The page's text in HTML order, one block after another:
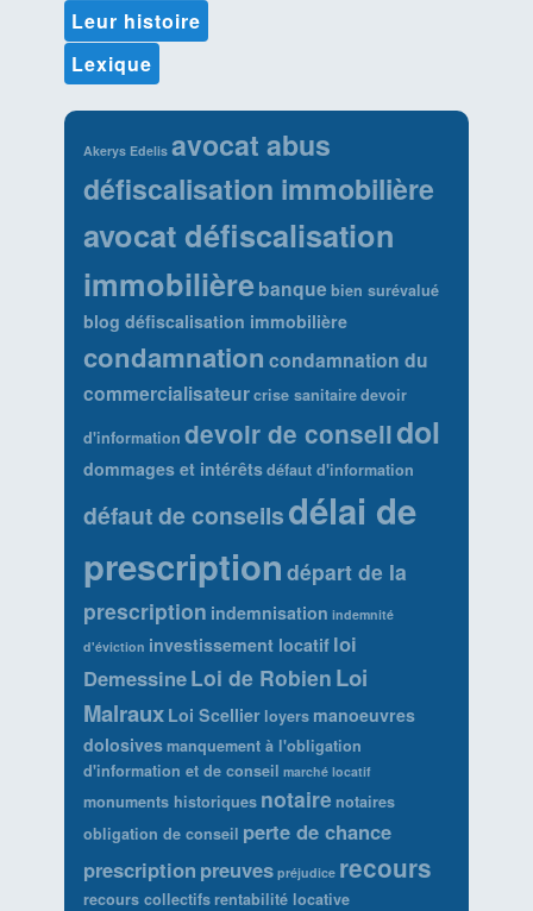
Leur histoire
Lexique
Akerys Edelis avocat abus
défiscalisation immobilière
avocat défiscalisation
immobilièrebanque bien surévalué
blog défiscalisation immobilière
condamnation condamnation du
commercialisateurcrise sanitairedevoir
d'information devoir de conseildol
dommages et intérêtsdéfaut d'information
défaut de conseilsdélai de
prescription départ de la
prescription indemnisation indemnité
d'éviction investissement locatif loi
DemessineLoi de Robien Loi
Malraux Loi Scellier loyers manoeuvres
dolosivesmanquement à l'obligation
d'information et de conseil marché locatif
monuments historiques notaire notaires
obligation de conseil perte de chance
prescription preuves préjudice recours
recours collectifsrentabilité locative